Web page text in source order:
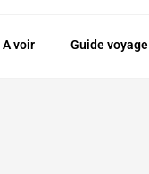
A voir Guide voyage